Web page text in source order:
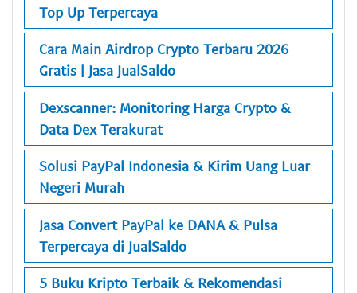
Top Up Terpercaya
Cara Main Airdrop Crypto Terbaru 2026
Gratis | Jasa JualSaldo
Dexscanner: Monitoring Harga Crypto &
Data Dex Terakurat
Solusi PayPal Indonesia & Kirim Uang Luar
Negeri Murah
Jasa Convert PayPal ke DANA & Pulsa
Terpercaya di JualSaldo
5 Buku Kripto Terbaik & Rekomendasi